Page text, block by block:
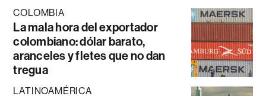
COLOMBIA
La mala hora del exportador
colombiano: dólar barato,
aranceles y fletes que no dan
tregua
LATINOAMÉRICA